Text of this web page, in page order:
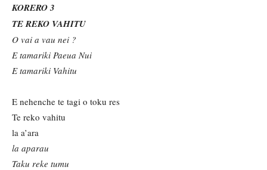
KORERO 3
TE REKO VAHITU
O vai a vau nei ?
E tamariki Paeua Nui
E tamariki Vahitu
E nehenche te tagi o toku res
Te reko vahitu
la a’ara
la aparau
Taku reke tumu